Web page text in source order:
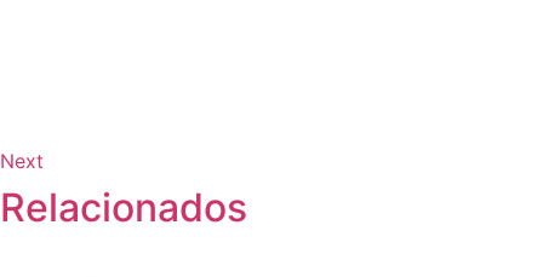
Next
Relacionados